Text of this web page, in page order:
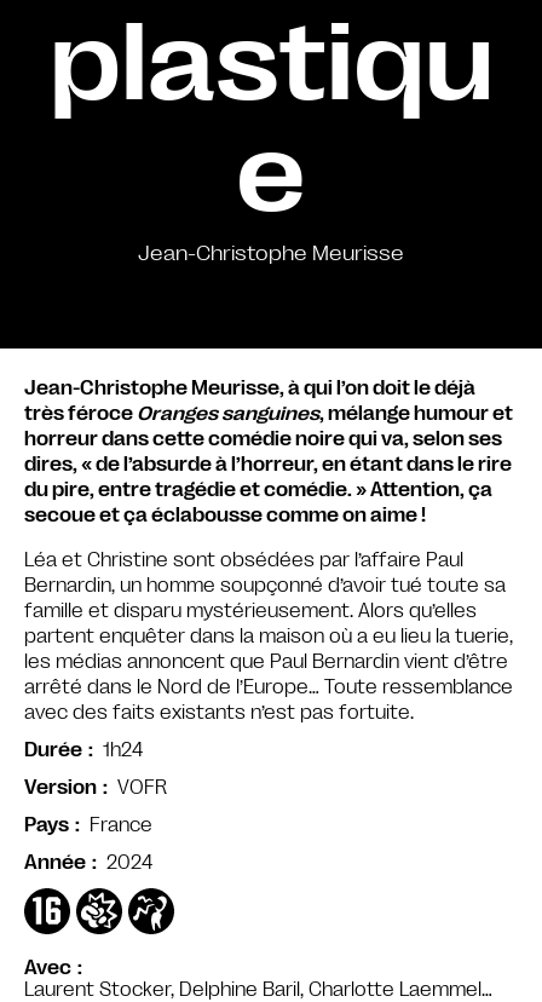
plastiqu
e
Jean-Christophe Meurisse
Avec
Laurent Stocker, Delphine Baril, Charlotte Laemmel…
Jean-Christophe Meurisse, à qui l’on doit le déjà
très féroce Oranges sanguines, mélange humour et
horreur dans cette comédie noire qui va, selon ses
dires, « de l’absurde à l’horreur, en étant dans le rire
du pire, entre tragédie et comédie. » Attention, ça
secoue et ça éclabousse comme on aime !
Léa et Christine sont obsédées par l’affaire Paul
Bernardin, un homme soupçonné d’avoir tué toute sa
famille et disparu mystérieusement. Alors qu’elles
partent enquêter dans la maison où a eu lieu la tuerie,
les médias annoncent que Paul Bernardin vient d’être
arrêté dans le Nord de l’Europe… Toute ressemblance
avec des faits existants n’est pas fortuite.
Durée
1h24
Version
VOFR
Pays
France
Année
2024